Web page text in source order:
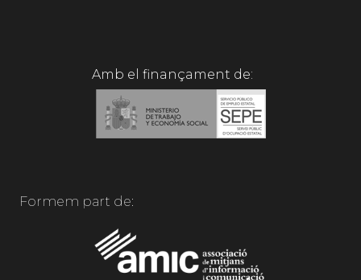
Amb el finançament de:
Formem part de: